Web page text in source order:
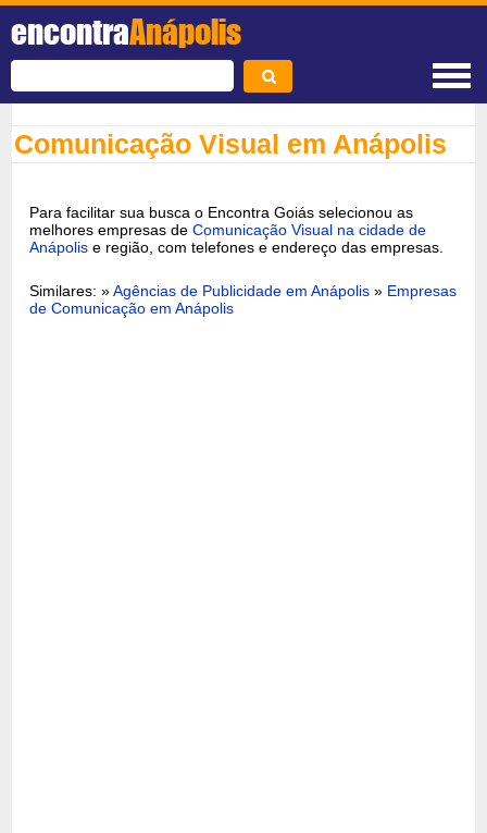
encontraAnápolis
Comunicação Visual em Anápolis
Para facilitar sua busca o Encontra Goiás selecionou as
melhores empresas deComunicação Visual na cidade de
Anápolis e região, com telefones e endereço das empresas.
Similares: »Agências de Publicidade em Anápolis » Empresas
de Comunicação em Anápolis